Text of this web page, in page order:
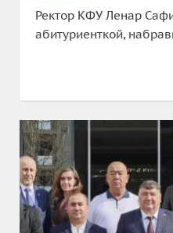
Ректор КФУ Ленар
абитуриенткой,